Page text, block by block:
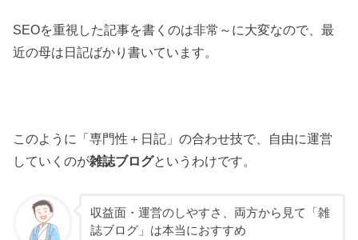
SEOを重視した記事を書くのは非常～に大変なので、最
近の母は日記ばかり書いています。
このように「専門性＋日記」の合わせ技で、自由に運営
していくのが雑誌ブログというわけです。
収益面・運営のしやすさ、両方から見て「雑
誌ブログ」は本当におすすめ